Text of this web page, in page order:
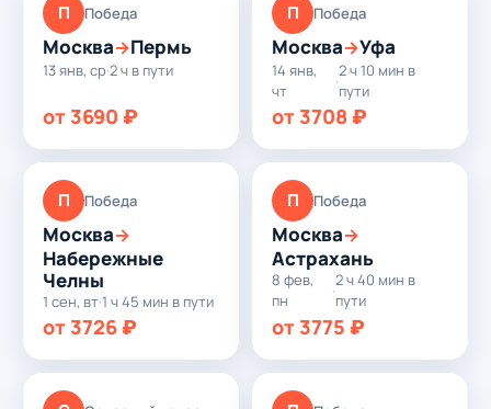
П Победа
Москва→Пермь
13 янв, ср·2 ч в пути
от 3690 ₽
П Победа
Москва→Уфа
14 янв,
чт
·
2 ч 10 мин в
пути
от 3708 ₽
П Победа
Москва→
Набережные
Челны
1 сен, вт·1 ч 45 мин в пути
от 3726 ₽
П Победа
Москва→
Астрахань
8 фев,
пн
·
2 ч 40 мин в
пути
от 3775 ₽